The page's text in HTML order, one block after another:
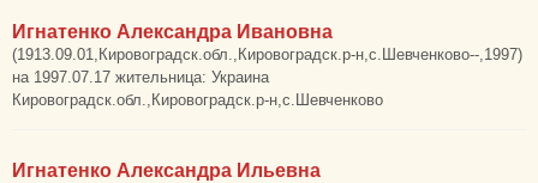
Игнатенко Александра Ивановна
(1913.09.01,Кировоградск.обл.,Кировоградск.р-н,с.Шевченково--,1997)
на 1997.07.17 жительница: Украина
Кировоградск.обл.,Кировоградск.р-н,с.Шевченково
Игнатенко Александра Ильевна